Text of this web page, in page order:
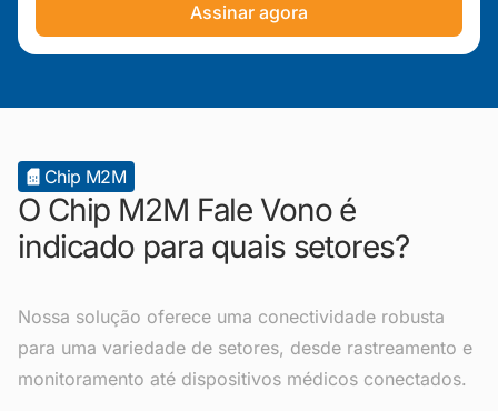
Assinar agora
Chip M2M
O Chip M2M Fale Vono é
indicado para quais setores?
Nossa solução oferece uma conectividade robusta
para uma variedade de setores, desde rastreamento e
monitoramento até dispositivos médicos conectados.